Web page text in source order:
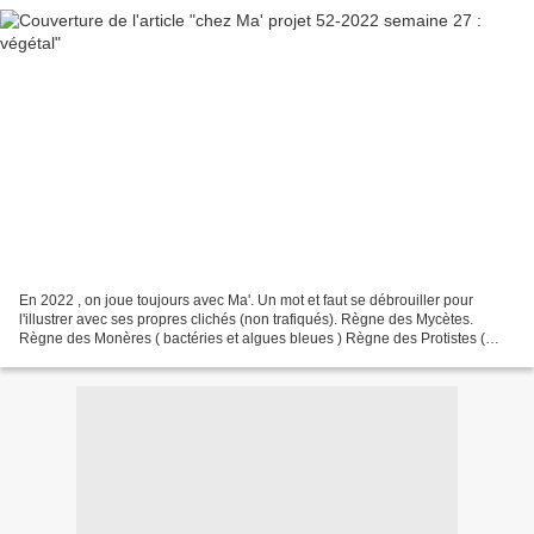
En 2022 , on joue toujours avec Ma'. Un mot et faut se débrouiller pour
l'illustrer avec ses propres clichés (non trafiqués). Règne des Mycètes.
Règne des Monères ( bactéries et algues bleues ) Règne des Protistes (